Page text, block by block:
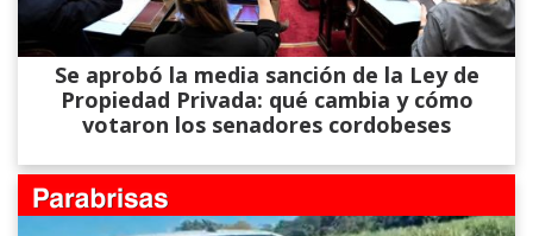
Se aprobó la media sanción de la Ley de
Propiedad Privada: qué cambia y cómo
votaron los senadores cordobeses